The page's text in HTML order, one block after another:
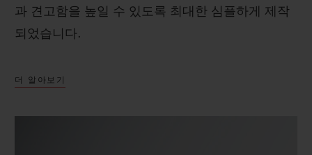
과 견고함을 높일 수 있도록 최대한 심플하게 제작
되었습니다.
더 알아보기